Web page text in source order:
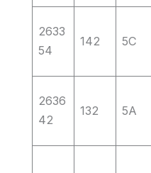
2633
54
142 5C
2636
42
132 5A